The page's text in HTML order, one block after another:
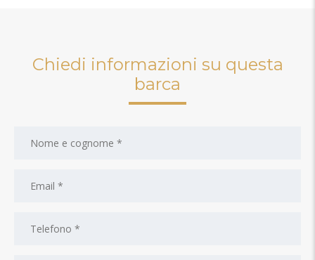
Chiedi informazioni su questa
barca